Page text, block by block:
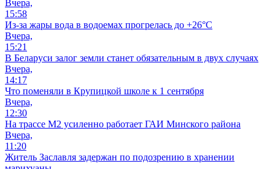
Вчера,
15:58
Из-за жары вода в водоемах прогрелась до +26°C
Вчера,
15:21
В Беларуси залог земли станет обязательным в двух случаях
Вчера,
14:17
Что поменяли в Крупицкой школе к 1 сентября
Вчера,
12:30
На трассе М2 усиленно работает ГАИ Минского района
Вчера,
11:20
Житель Заславля задержан по подозрению в хранении